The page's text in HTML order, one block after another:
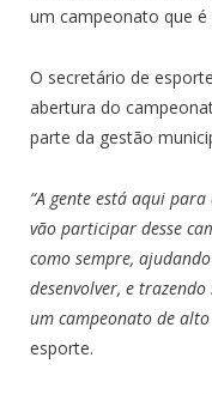
um campeonato que
O secretário de
abertura do
parte da gestão
“A gente está aqui
vão participar desse
como sempre,
desenvolver, e
um campeonato de alto
esporte.